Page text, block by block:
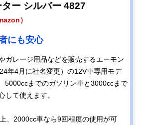
ー シルバー 4827
）
にも安心
ガレージ用品などを販売するエーモン
年4月に社名変更）の12V車専用モデ
5000ccまでのガソリン車と3000ccまで
して使えます。
、2000cc車なら9回程度の使用が可